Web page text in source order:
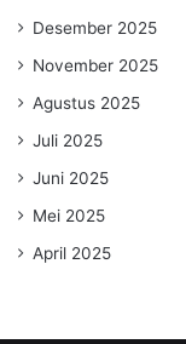
Desember 2025
November 2025
Agustus 2025
Juli 2025
Juni 2025
Mei 2025
April 2025